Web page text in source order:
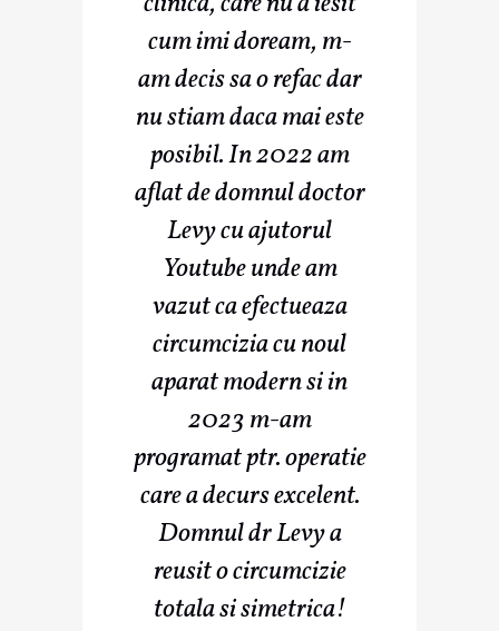
cum imi doream, m-
am decis sa o refac dar
nu stiam daca mai este
posibil. In 2022 am
aflat de domnul doctor
Levy cu ajutorul
Youtube unde am
vazut ca efectueaza
circumcizia cu noul
aparat modern si in
2023 m-am
programat ptr. operatie
care a decurs excelent.
Domnul dr Levy a
reusit o circumcizie
totala si simetrica!